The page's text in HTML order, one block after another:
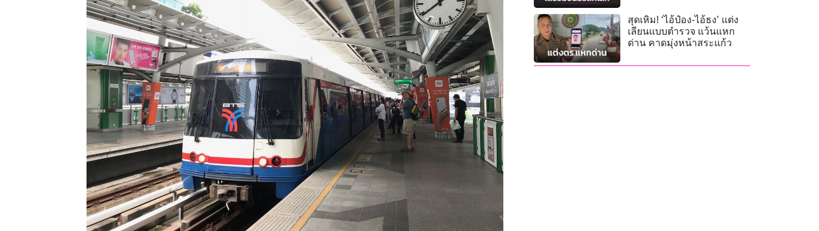
สุดเหิม! ‘ไอ้ป๋อง-ไอ้ธง’ แต่ง
เลียนแบบตำรวจ แว้นแหก
ด่าน คาดมุ่งหน้าสระแก้ว